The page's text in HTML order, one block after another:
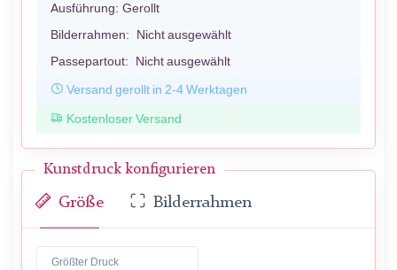
Ausführung: Gerollt
Bilderrahmen: Nicht ausgewählt
Passepartout: Nicht ausgewählt
Versand gerollt in 2-4 Werktagen
Kostenloser Versand
Kunstdruck konfigurieren
Größe Bilderrahmen
Größter Druck